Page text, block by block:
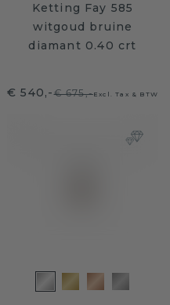
Ketting Fay 585
witgoud bruine
diamant 0.40 crt
€ 540,-€ 675,-Excl. Tax & BTW